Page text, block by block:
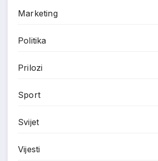
Marketing
Politika
Prilozi
Sport
Svijet
Vijesti